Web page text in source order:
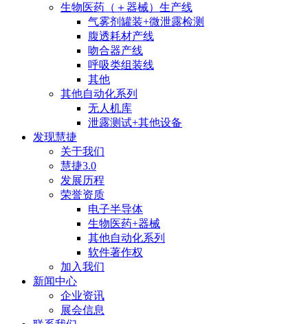
生物医药（＋器械）生产线
气雾剂罐装+微泄露检测
腹透耗材产线
吻合器产线
呼吸类组装线
其他
其他自动化系列
无人机库
泄露测试+其他设备
发现慧捷
关于我们
慧捷3.0
发展历程
荣誉资质
电子半导体
生物医药+器械
其他自动化系列
软件著作权
加入我们
新闻中心
企业资讯
展会信息